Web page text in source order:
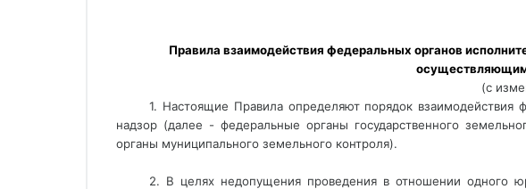
Правила взаимодействия федеральных органов
(с
1. Настоящие Правила определяют порядок взаимодействия
надзор (далее - федеральные органы государственного
органы муниципального земельного контроля).
2. В целях недопущения проведения в отношении одного